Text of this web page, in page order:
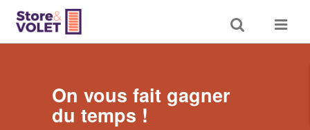
Toggle
search
Toggle
On vous fait gagner
du temps !